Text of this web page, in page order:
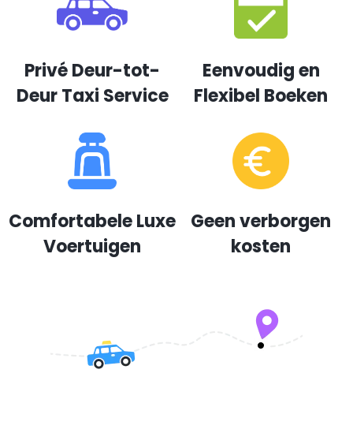
Privé Deur-tot-
Deur Taxi Service
Eenvoudig en
Flexibel Boeken
Comfortabele Luxe
Voertuigen
Geen verborgen
kosten